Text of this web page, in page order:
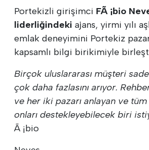
Portekizli girişimci FÃ ¡bio
liderliğindeki ajans, yirmi yılı
emlak deneyimini Portekiz
kapsamlı bilgi birikimiyle
Birçok uluslararası müşteri
çok daha fazlasını arıyor.
ve her iki pazarı anlayan ve
onları destekleyebilecek biri
Ã ¡bio